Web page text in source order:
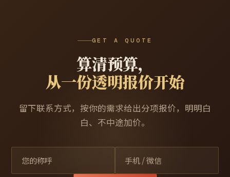
GET A QUOTE
算清预算，
从一份透明报价开始
留下联系方式，按你的需求给出分项报价，明明白
白、不中途加价。